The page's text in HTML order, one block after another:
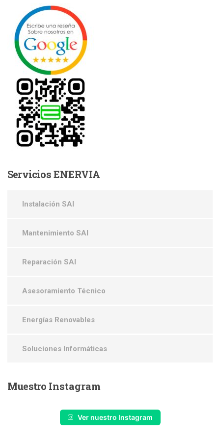
ServiciosENERVIA
Instalación SAI
Mantenimiento SAI
Reparación SAI
Asesoramiento Técnico
Energías Renovables
Soluciones Informáticas
Muestro Instagram
Ver nuestro Instagram